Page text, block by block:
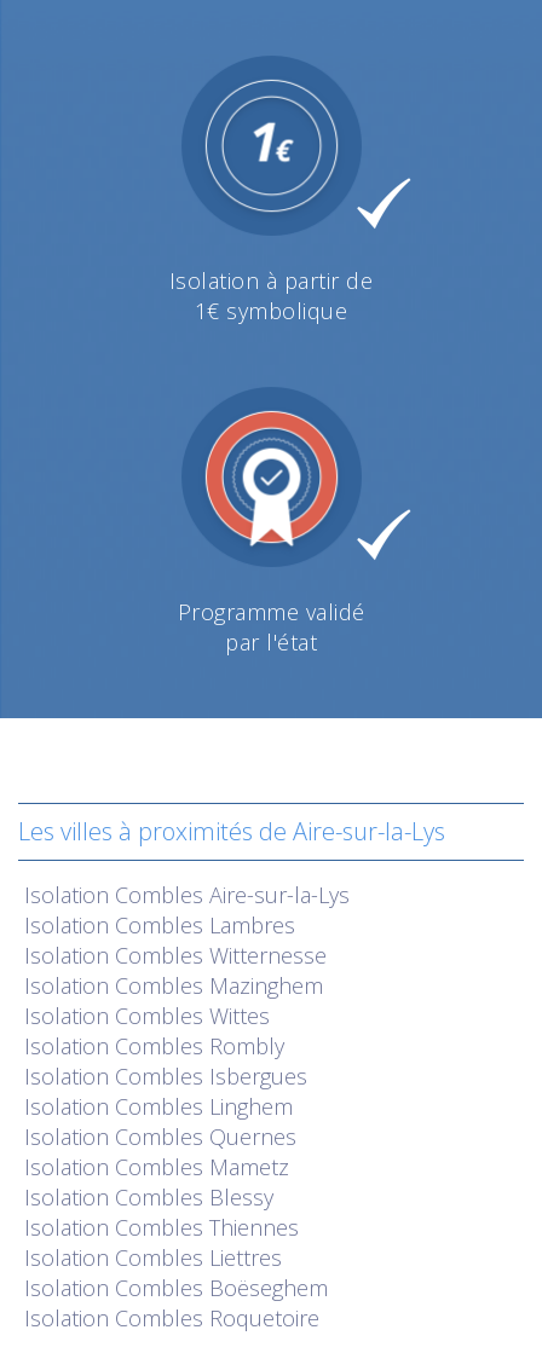
Isolation à partir de
1€ symbolique
Programme validé
par l'état
Les villes à proximités de Aire-sur-la-Lys
Isolation Combles Aire-sur-la-Lys
Isolation Combles Lambres
Isolation Combles Witternesse
Isolation Combles Mazinghem
Isolation Combles Wittes
Isolation Combles Rombly
Isolation Combles Isbergues
Isolation Combles Linghem
Isolation Combles Quernes
Isolation Combles Mametz
Isolation Combles Blessy
Isolation Combles Thiennes
Isolation Combles Liettres
Isolation Combles Boëseghem
Isolation Combles Roquetoire